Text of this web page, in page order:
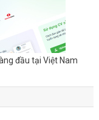
đầu tại Việt Nam